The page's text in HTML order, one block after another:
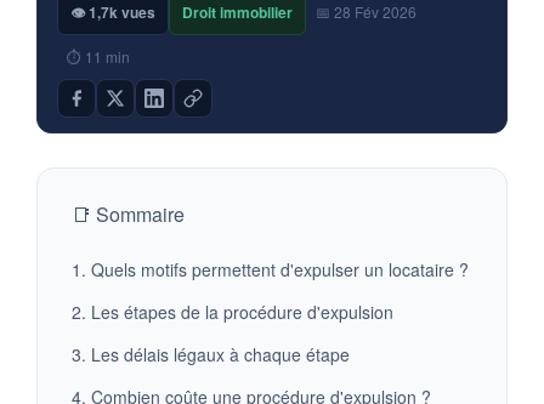
👁 1,7k vues Droit immobilier 📅 28 Fév 2026
⏱ 11 min
📑 Sommaire
1. Quels motifs permettent d'expulser un locataire ?
2. Les étapes de la procédure d'expulsion
3. Les délais légaux à chaque étape
4. Combien coûte une procédure d'expulsion ?